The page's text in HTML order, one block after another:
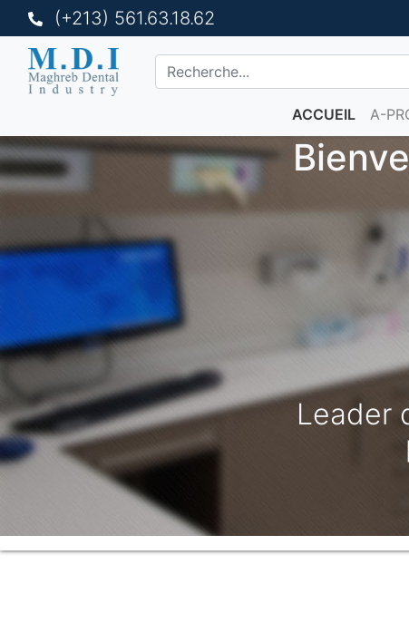
(+213) 561.63.18.62
ACCUEIL A-
Previous